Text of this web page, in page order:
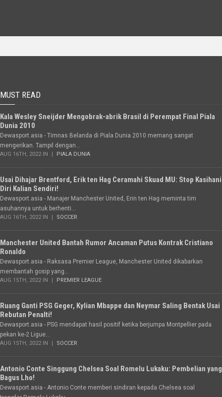
MUST READ
Kala Wesley Sneijder Mengobrak-abrik Brasil di Perempat Final Piala
Dunia 2010
Dewasport.asia - Timnas Belanda di Piala Dunia 2010 memang sangat
mengerikan. Tampil dengan...
AUG 16TH, 2022 IN PIALA DUNIA
Usai Dihajar Brentford, Erik ten Hag Ceramahi Skuad MU: Stop Kasihani
Diri Kalian Sendiri!
Dewasport.asia - Manajer Manchester United, Erin ten Hag meminta tim
asuhannya untuk berhenti...
AUG 16TH, 2022 IN SOCCER
Manchester United Bantah Rumor Ancaman Putus Kontrak Cristiano
Ronaldo
Dewasport.asia - Raksasa Premier League, Manchester United dikabarkan
membantah gosip yang...
AUG 15TH, 2022 IN PREMIER LEAGUE
Ruang Ganti PSG Geger, Kylian Mbappe dan Neymar Saling Bentak Usai
Rebutan Penalti!
Dewasport.asia - PSG mendapat hasil positif ketika berjumpa Montpellier pada
pekan ke-2 Ligue...
AUG 15TH, 2022 IN SOCCER
Antonio Conte Singgung Chelsea Soal Romelu Lukaku: Pembelian yang
Bagus Lho!
Dewasport.asia - Antonio Conte memberi sindiran kepada Chelsea soal